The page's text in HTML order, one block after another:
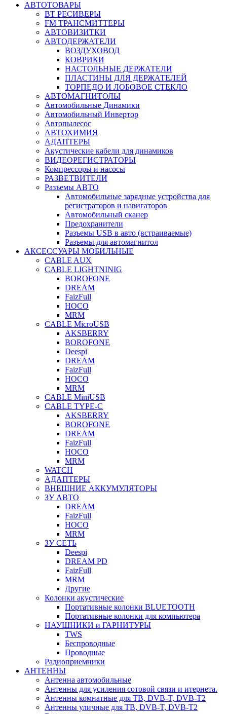
АВТОТОВАРЫ
BT РЕСИВЕРЫ
FM ТРАНСМИТТЕРЫ
АВТОВИЗИТКИ
АВТОДЕРЖАТЕЛИ
ВОЗДУХОВОД
КОВРИКИ
НАСТОЛЬНЫЕ ДЕРЖАТЕЛИ
ПЛАСТИНЫ ДЛЯ ДЕРЖАТЕЛЕЙ
ТОРПЕДО И ЛОБОВОЕ СТЕКЛО
АВТОМАГНИТОЛЫ
Автомобильные Динамики
Автомобильный Инвертор
Автопылесос
АВТОХИМИЯ
АДАПТЕРЫ
Акустические кабели для динамиков
ВИДЕОРЕГИСТРАТОРЫ
Компрессоры и насосы
РАЗВЕТВИТЕЛИ
Разъемы АВТО
Автомобильные зарядные устройства для
регистраторов и навигаторов
Автомобильный сканер
Предохранители
Разъемы USB в авто (встраиваемые)
Разъемы для автомагнитол
АКСЕССУАРЫ МОБИЛЬНЫЕ
CABLE AUX
CABLE LIGHTNINIG
BOROFONE
DREAM
FaizFull
HOCO
MRM
CABLE MicroUSB
AKSBERRY
BOROFONE
Deespi
DREAM
FaizFull
HOCO
MRM
CABLE MiniUSB
CABLE TYPE-C
AKSBERRY
BOROFONE
DREAM
FaizFull
HOCO
MRM
WATCH
АДАПТЕРЫ
ВНЕШНИЕ АККУМУЛЯТОРЫ
ЗУ АВТО
DREAM
FaizFull
HOCO
MRM
ЗУ СЕТЬ
Deespi
DREAM PD
FaizFull
MRM
Другие
Колонки акустические
Портативные колонки BLUETOOTH
Портативные колонки для компьютера
НАУШНИКИ и ГАРНИТУРЫ
TWS
Беспроводные
Проводные
Радиоприемники
АНТЕННЫ
Антенна автомобильные
Антенны для усиления сотовой связи и итернета.
Антенны комнатные для ТВ, DVB-T, DVB-T2
Антенны уличные для ТВ, DVB-T, DVB-T2